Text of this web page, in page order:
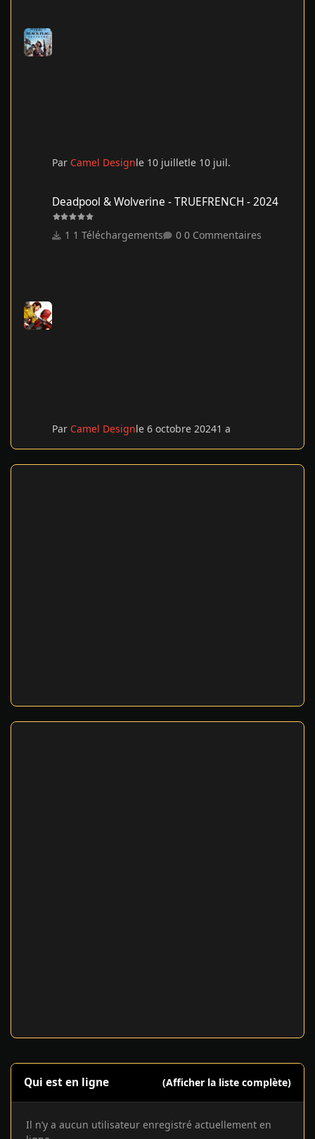
Par Camel Designle 10 juilletle 10 juil.
Deadpool & Wolverine - TRUEFRENCH - 2024
1 Téléchargements 0 Commentaires
Par Camel Designle 6 octobre 20241 a
Qui est en ligne (Afficher la liste complète)
Il n’y a aucun utilisateur enregistré actuellement en